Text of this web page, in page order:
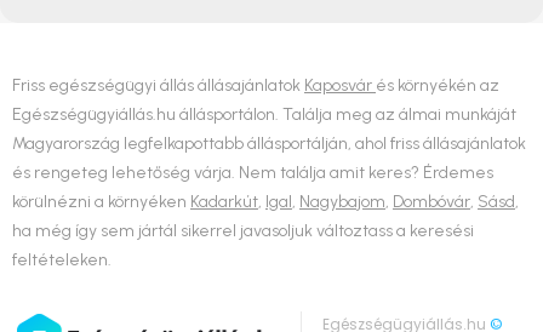
Friss egészségügyi állás állásajánlatok Kaposvár és környékén az
Egészségügyiállás.hu állásportálon. Találja meg az álmai munkáját
Magyarország legfelkapottabb állásportálján, ahol friss állásajánlatok
és rengeteg lehetőség várja. Nem találja amit keres? Érdemes
körülnézni a környéken Kadarkút, Igal, Nagybajom, Dombóvár, Sásd,
ha még így sem jártál sikerrel javasoljuk változtass a keresési
feltételeken.
Egészségügyiállás.hu©